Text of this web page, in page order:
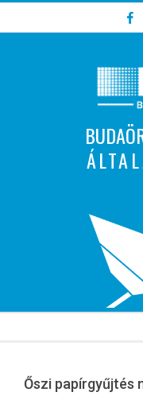
to
Indulunk!
Őszi papírgyűjtés